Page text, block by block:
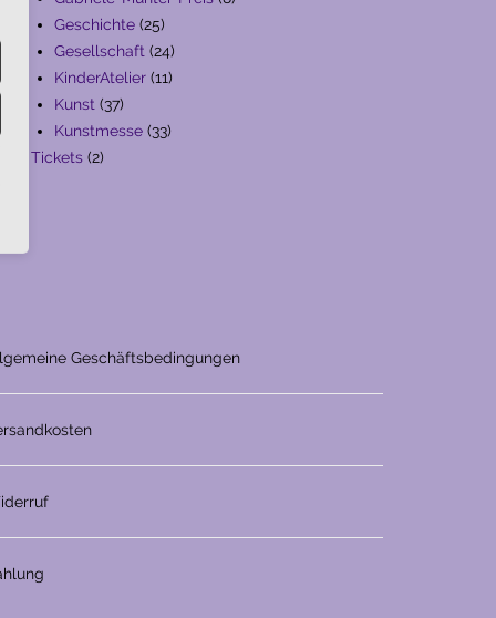
Geschichte 2525
Produkte
Gesellschaft 2424
Produkte
KinderAtelier 1111
Kunst 3737
Produkte
Kunstmesse 3333
Tickets 22
Geschäftsbedingungen